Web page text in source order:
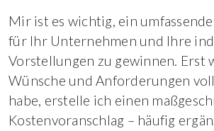
Mir ist es wichtig, ein
für Ihr Unternehmen und Ihre
Vorstellungen zu gewinnen. Erst
Wünsche und Anforderungen
habe, erstelle ich einen
Kostenvoranschlag – häufig